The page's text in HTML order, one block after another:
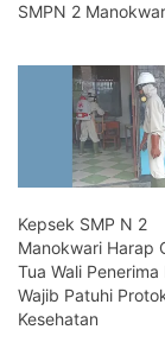
SMPN 2
Kepsek SMP N 2
Manokwari Harap
Tua Wali Penerima
Wajib Patuhi
Kesehatan